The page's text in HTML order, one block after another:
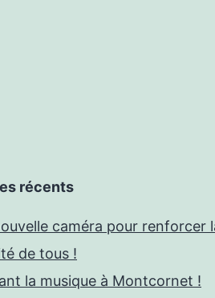
récents
caméra pour renforcer
de tous !
la musique à Montcornet !